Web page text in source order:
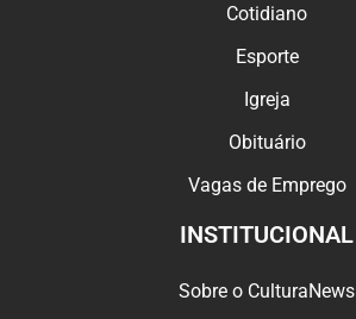
Cotidiano
Esporte
Igreja
Obituário
Vagas de Emprego
INSTITUCIONAL
Sobre o CulturaNews